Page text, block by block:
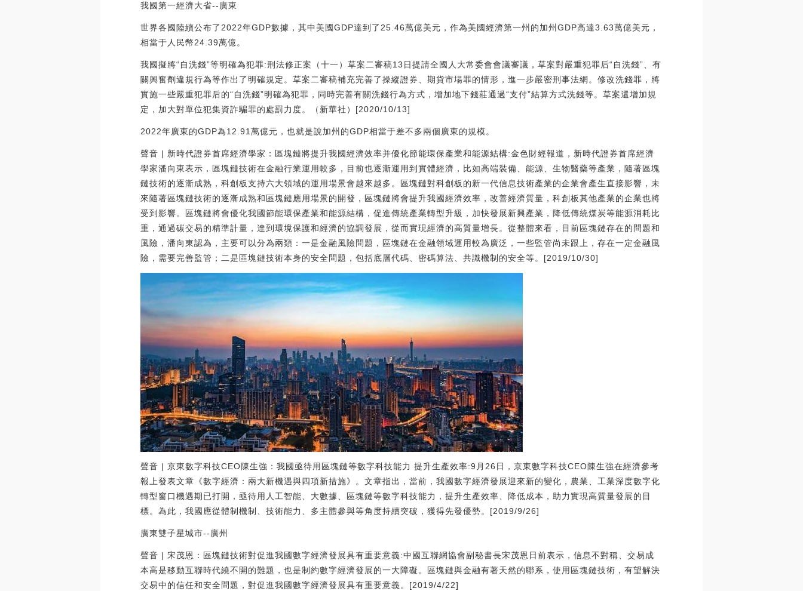
我國第一經濟大省--廣東
世界各國陸續公布了2022年GDP數據，其中美國GDP達到了25.46萬億美元，作為美國經濟第一州的加州GDP高達3.63萬億美元，
相當于人民幣24.39萬億。
我國擬將“自洗錢”等明確為犯罪:刑法修正案（十一）草案二審稿13日提請全國人大常委會會議審議，草案對嚴重犯罪后“自洗錢”、有
關興奮劑違規行為等作出了明確規定。草案二審稿補充完善了操縱證券、期貨市場罪的情形，進一步嚴密刑事法網。修改洗錢罪，將
實施一些嚴重犯罪后的“自洗錢”明確為犯罪，同時完善有關洗錢行為方式，增加地下錢莊通過“支付”結算方式洗錢等。草案還增加規
定，加大對單位犯集資詐騙罪的處罰力度。（新華社）[2020/10/13]
2022年廣東的GDP為12.91萬億元，也就是說加州的GDP相當于差不多兩個廣東的規模。
聲音 | 新時代證券首席經濟學家：區塊鏈將提升我國經濟效率并優化節能環保產業和能源結構:金色財經報道，新時代證券首席經濟
學家潘向東表示，區塊鏈技術在金融行業運用較多，目前也逐漸運用到實體經濟，比如高端裝備、能源、生物醫藥等產業，隨著區塊
鏈技術的逐漸成熟，科創板支持六大領域的運用場景會越來越多。區塊鏈對科創板的新一代信息技術產業的企業會產生直接影響，未
來隨著區塊鏈技術的逐漸成熟和區塊鏈應用場景的開發，區塊鏈將會提升我國經濟效率，改善經濟質量，科創板其他產業的企業也將
受到影響。區塊鏈將會優化我國節能環保產業和能源結構，促進傳統產業轉型升級，加快發展新興產業，降低傳統煤炭等能源消耗比
重，通過碳交易的精準計量，達到環境保護和經濟的協調發展，從而實現經濟的高質量增長。從整體來看，目前區塊鏈存在的問題和
風險，潘向東認為，主要可以分為兩類：一是金融風險問題，區塊鏈在金融領域運用較為廣泛，一些監管尚未跟上，存在一定金融風
險，需要完善監管；二是區塊鏈技術本身的安全問題，包括底層代碼、密碼算法、共識機制的安全等。[2019/10/30]
聲音 | 京東數字科技CEO陳生強：我國亟待用區塊鏈等數字科技能力 提升生產效率:9月26日，京東數字科技CEO陳生強在經濟參考
報上發表文章《數字經濟：兩大新機遇與四項新措施》。文章指出，當前，我國數字經濟發展迎來新的變化，農業、工業深度數字化
轉型窗口機遇期已打開，亟待用人工智能、大數據、區塊鏈等數字科技能力，提升生產效率、降低成本，助力實現高質量發展的目
標。為此，我國應從體制機制、技術能力、多主體參與等角度持續突破，獲得先發優勢。[2019/9/26]
廣東雙子星城市--廣州
聲音 | 宋茂恩：區塊鏈技術對促進我國數字經濟發展具有重要意義:中國互聯網協會副秘書長宋茂恩日前表示，信息不對稱、交易成
本高是移動互聯時代繞不開的難題，也是制約數字經濟發展的一大障礙。區塊鏈與金融有著天然的聯系，使用區塊鏈技術，有望解決
交易中的信任和安全問題，對促進我國數字經濟發展具有重要意義。[2019/4/22]